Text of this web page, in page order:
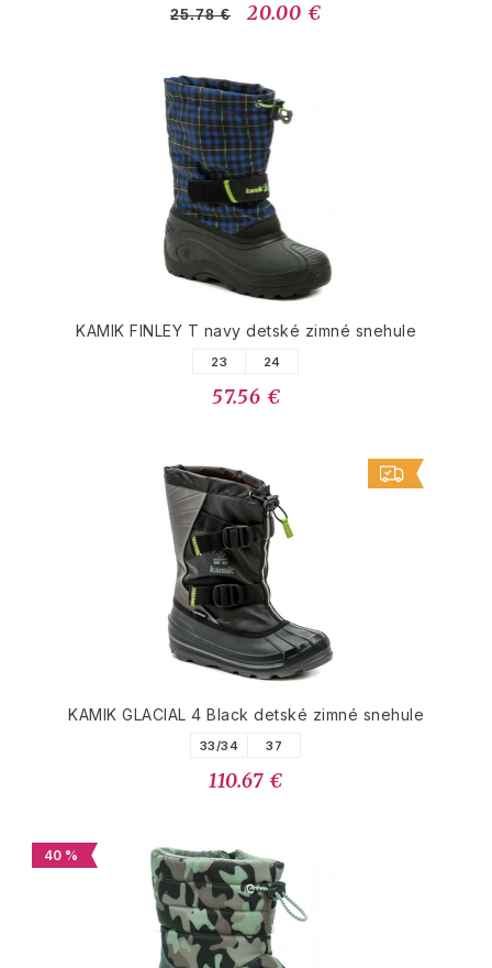
25.78 € 20.00 €
KAMIK FINLEY T navy detské zimné snehule
23 24
57.56 €
KAMIK GLACIAL 4 Black detské zimné snehule
33/34 37
110.67 €
40 %